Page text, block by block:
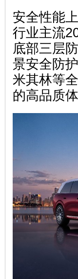
安全性能
行业主流
底部三层
景安全防
米其林等
的高品质体